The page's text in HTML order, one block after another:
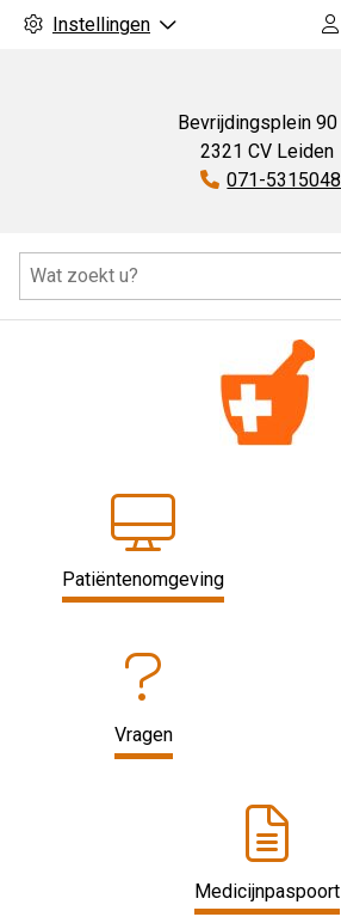
Instellingen
Bevrijdingsplein 90
2321 CV Leiden
Tel:
071-5315048
Patiëntenomgeving
Vragen
Medicijnpaspoort